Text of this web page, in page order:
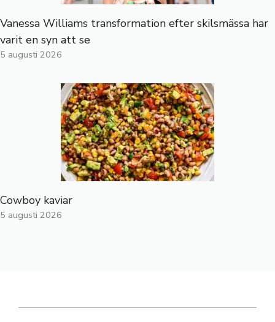
Vanessa Williams transformation efter skilsmässa har
varit en syn att se
5 augusti 2026
Cowboy kaviar
5 augusti 2026